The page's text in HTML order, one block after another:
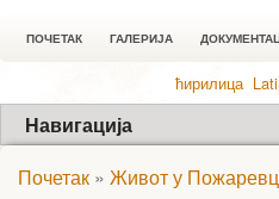
ПОЧЕТАК ГАЛЕРИЈА
ћирилица
Навигација
Почетак » Живот у